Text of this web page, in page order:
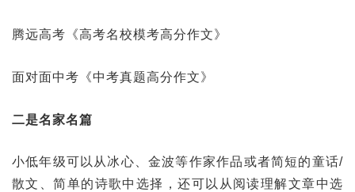
腾远高考《高考名校模考高分作文》
面对面中考《中考真题高分作文》
二是名家名篇
小低年级可以从冰心、金波等作家作品或者简短的童话/
散文、简单的诗歌中选择，还可以从阅读理解文章中选